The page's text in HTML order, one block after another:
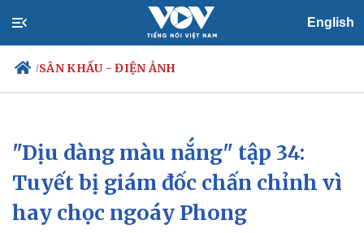
English
/SÂN KHẤU - ĐIỆN ẢNH
Chính trị
Đảng
Tổ chức nhân sự
Quốc hội
Nhận diện sự thật
Xã hội
Tin 24h
Dự báo thời tiết
Giáo dục
Dấu ấn VOV
"Dịu dàng màu nắng" tập 34:
Tuyết bị giám đốc chấn chỉnh vì
hay chọc ngoáy Phong